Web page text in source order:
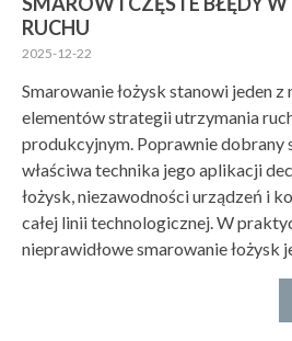
RUCHU
2025-12-22
Smarowanie łożysk stanowi jeden
elementów strategii utrzymania
produkcyjnym. Poprawnie dobrany
właściwa technika jego aplikacji
łożysk, niezawodności urządzeń i
całej linii technologicznej. W
nieprawidłowe smarowanie łożysk